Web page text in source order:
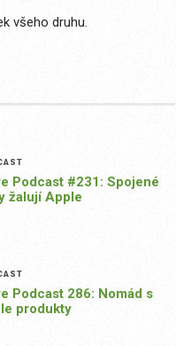
všeho druhu.
Podcast #231: Spojené
žalují Apple
Podcast 286: Nomád s
produkty